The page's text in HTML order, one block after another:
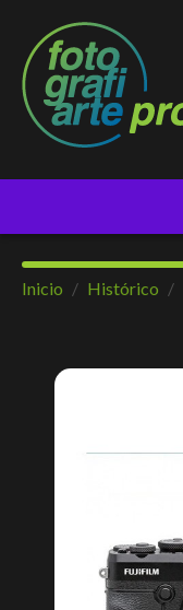
Inicio Histórico